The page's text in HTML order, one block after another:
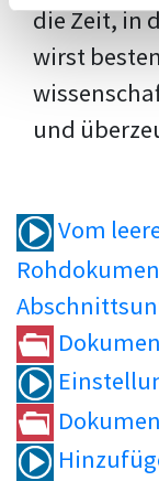
die Zeit, in
wirst
und
Vom